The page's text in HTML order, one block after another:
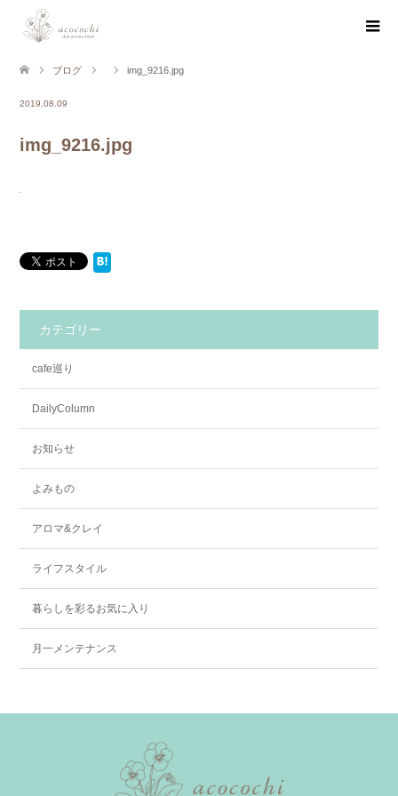
ブログ img_9216.jpg
2019.08.09
img_9216.jpg
カテゴリー
cafe巡り
DailyColumn
お知らせ
よみもの
アロマ&クレイ
ライフスタイル
暮らしを彩るお気に入り
月一メンテナンス